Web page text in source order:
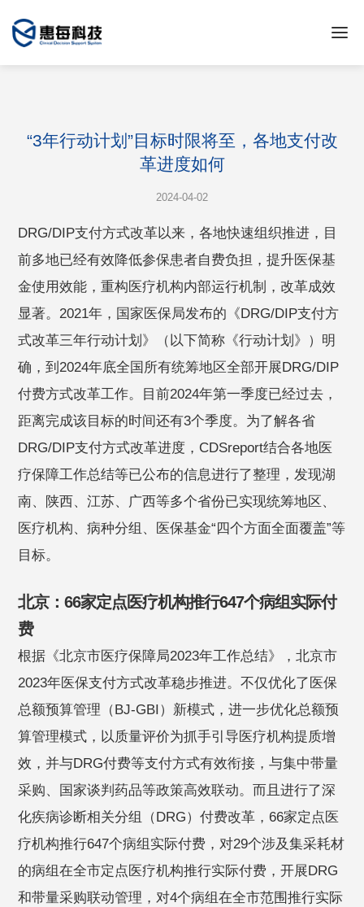
“3年行动计划”目标时限将至，各地支付改
革进度如何
2024-04-02
DRG/DIP支付方式改革以来，各地快速组织推进，目
前多地已经有效降低参保患者自费负担，提升医保基
金使用效能，重构医疗机构内部运行机制，改革成效
显著。2021年，国家医保局发布的《DRG/DIP支付方
式改革三年行动计划》（以下简称《行动计划》）明
确，到2024年底全国所有统筹地区全部开展DRG/DIP
付费方式改革工作。目前2024年第一季度已经过去，
距离完成该目标的时间还有3个季度。为了解各省
DRG/DIP支付方式改革进度，CDSreport结合各地医
疗保障工作总结等已公布的信息进行了整理，发现湖
南、陕西、江苏、广西等多个省份已实现统筹地区、
医疗机构、病种分组、医保基金“四个方面全面覆盖”等
目标。
北京：66家定点医疗机构推行647个病组实际付
费
根据《北京市医疗保障局2023年工作总结》，北京市
2023年医保支付方式改革稳步推进。不仅优化了医保
总额预算管理（BJ-GBI）新模式，进一步优化总额预
算管理模式，以质量评价为抓手引导医疗机构提质增
效，并与DRG付费等支付方式有效衔接，与集中带量
采购、国家谈判药品等政策高效联动。而且进行了深
化疾病诊断相关分组（DRG）付费改革，66家定点医
疗机构推行647个病组实际付费，对29个涉及集采耗材
的病组在全市定点医疗机构推行实际付费，开展DRG
和带量采购联动管理，对4个病组在全市范围推行实际